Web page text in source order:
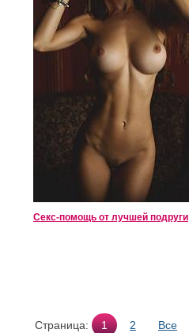
Секс-помощь от лучшей подруги
Страница: 1 2 Все